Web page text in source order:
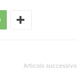
Articolo successivo